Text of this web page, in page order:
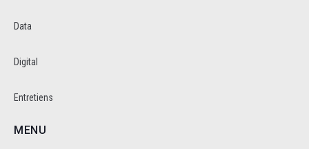
Data
Digital
Entretiens
MENU